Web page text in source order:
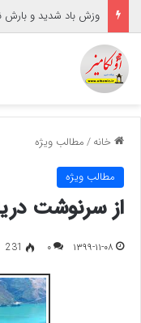
خانه/مطالب ویژه
مطالب ویژه
از سرنوشت
۱۳۹۹-۱۱-۰۸ ۰ 231